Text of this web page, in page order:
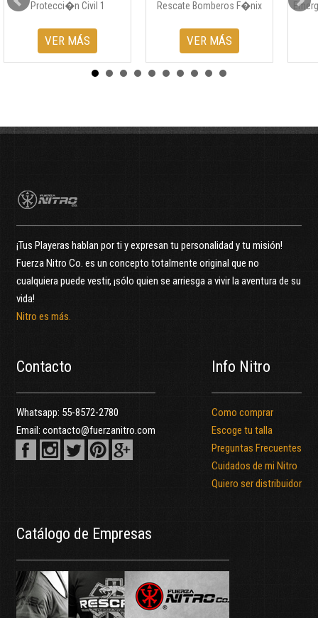
Protecci�n Civil 1
VER MÁS
Rescate Bomberos F�nix
VER MÁS
¡Tus Playeras hablan por ti y expresan tu personalidad y tu misión!
Fuerza Nitro Co. es un concepto totalmente original que no
cualquiera puede vestir, ¡sólo quien se arriesga a vivir la aventura de su
vida!
Nitro es más.
Contacto
Whatsapp: 55-8572-2780
Email: contacto@fuerzanitro.com
Info Nitro
Como comprar
Escoge tu talla
Preguntas Frecuentes
Cuidados de mi Nitro
Quiero ser distribuidor
Catálogo de Empresas